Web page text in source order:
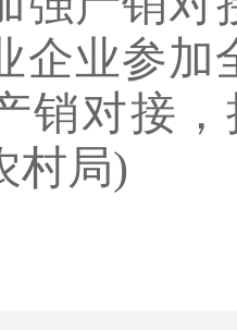
企业参加
销对接
村局)